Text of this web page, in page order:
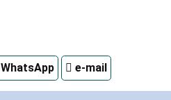
WhatsApp e-mail